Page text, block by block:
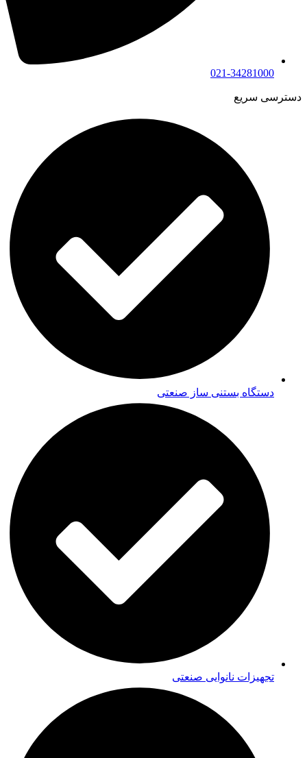
021-34281000
دسترسی سریع
دستگاه بستنی ساز صنعتی
تجهیزات نانوایی صنعتی